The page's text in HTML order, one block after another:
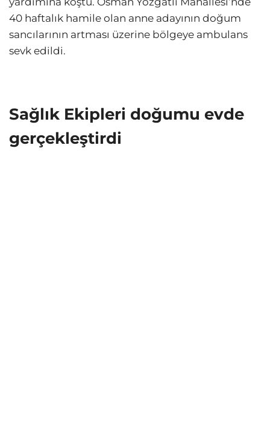
40 haftalık hamile olan anne adayının doğum
sancılarının artması üzerine bölgeye ambulans
sevk edildi.
Sağlık Ekipleri doğumu evde
gerçekleştirdi